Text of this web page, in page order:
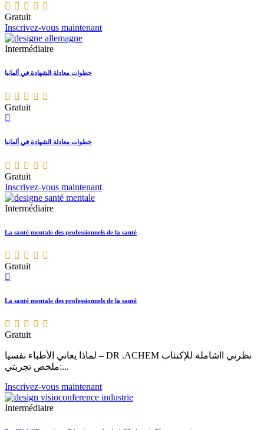
Gratuit
Inscrivez-vous maintenant
Intermédiaire
خطوات معادلة الشهادة في ألمانيا
Gratuit
خطوات معادلة الشهادة في ألمانيا
Gratuit
Inscrivez-vous maintenant
Intermédiaire
La santé mentale des professionnels de la santé
Gratuit
La santé mentale des professionnels de la santé
Gratuit
لماذا يعاني الأطباء نفسيا – DR .ACHEM نظرتي ااشاملة للإكتئاب
:ملخص تجربتي...
Inscrivez-vous maintenant
Intermédiaire